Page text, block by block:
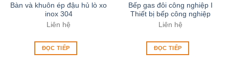
Bàn và khuôn ép đậu hủ lò xo
inox 304
Liên hệ
ĐỌC TIẾP
Bếp gas đôi công nghiệp I
Thiết bị bếp công nghiệp
Liên hệ
ĐỌC TIẾP